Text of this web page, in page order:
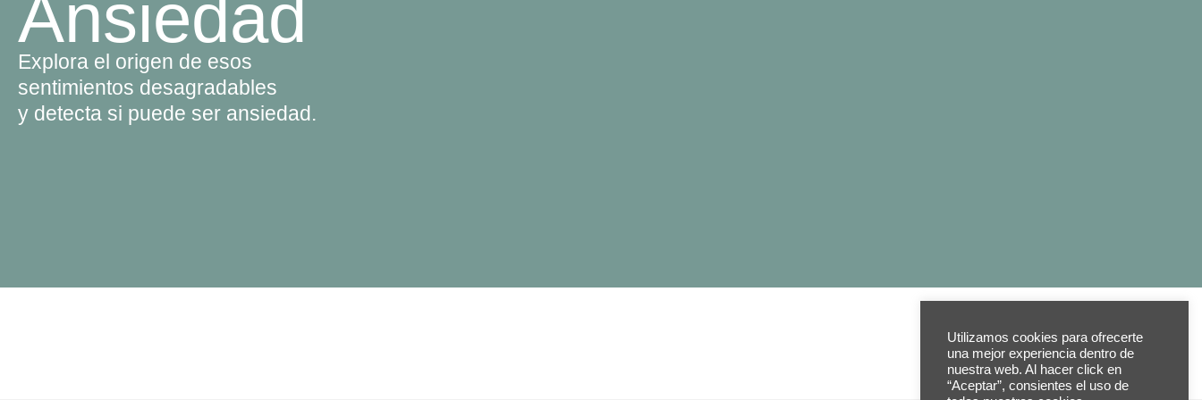
Ansiedad
Explora el origen de esos
sentimientos desagradables
y detecta si puede ser ansiedad.
Utilizamos cookies para ofrecerte
una mejor experiencia dentro de
nuestra web. Al hacer click en
“Aceptar”, consientes el uso de